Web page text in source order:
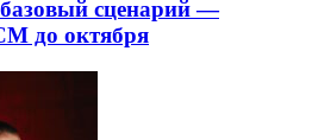
базовый сценарий —
до октября